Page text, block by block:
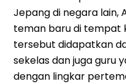
Jepang di negara lain,
teman baru di tempat
tersebut didapatkan
sekelas dan juga guru
dengan lingkar